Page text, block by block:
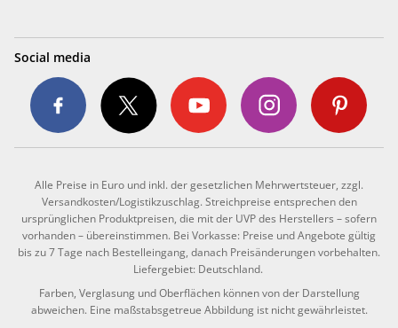
Social media
Alle Preise in Euro und inkl. der gesetzlichen Mehrwertsteuer, zzgl.
Versandkosten/Logistikzuschlag. Streichpreise entsprechen den
ursprünglichen Produktpreisen, die mit der UVP des Herstellers – sofern
vorhanden – übereinstimmen. Bei Vorkasse: Preise und Angebote gültig
bis zu 7 Tage nach Bestelleingang, danach Preisänderungen vorbehalten.
Liefergebiet: Deutschland.
Farben, Verglasung und Oberflächen können von der Darstellung
abweichen. Eine maßstabsgetreue Abbildung ist nicht gewährleistet.